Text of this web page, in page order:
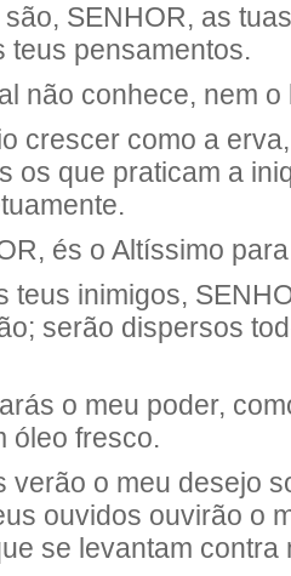
SENHOR, as
teus pensamentos.
não conhece, nem
crescer como a
os que praticam a
és o Altíssimo
teus inimigos,
serão dispersos
o meu poder,
óleo fresco.
verão o meu desejo
ouvidos ouvirão o
se levantam contra